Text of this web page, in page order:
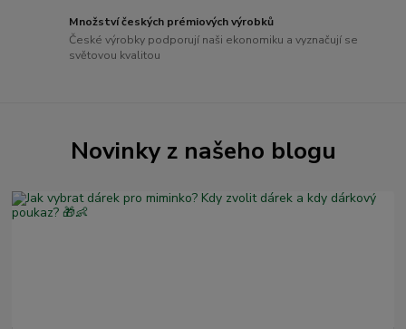
Množství českých prémiových výrobků
České výrobky podporují naši ekonomiku a vyznačují se
světovou kvalitou
Novinky z našeho blogu